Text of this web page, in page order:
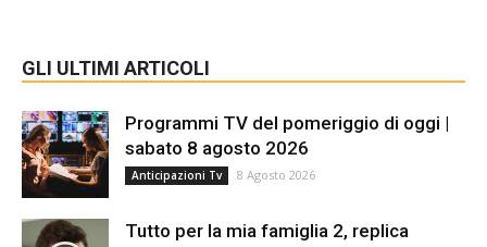
GLI ULTIMI ARTICOLI
Programmi TV del pomeriggio di oggi |
sabato 8 agosto 2026
Anticipazioni Tv 8 Agosto 2026
Tutto per la mia famiglia 2, replica